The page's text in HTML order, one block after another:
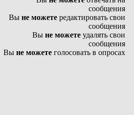
сообщения
Вы не можете редактировать свои
сообщения
Вы не можете удалять свои
сообщения
Вы не можете голосовать в опросах